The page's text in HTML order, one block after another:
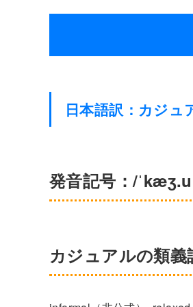
日本語訳：カジュ
発音記号：/
カジュアルの類義